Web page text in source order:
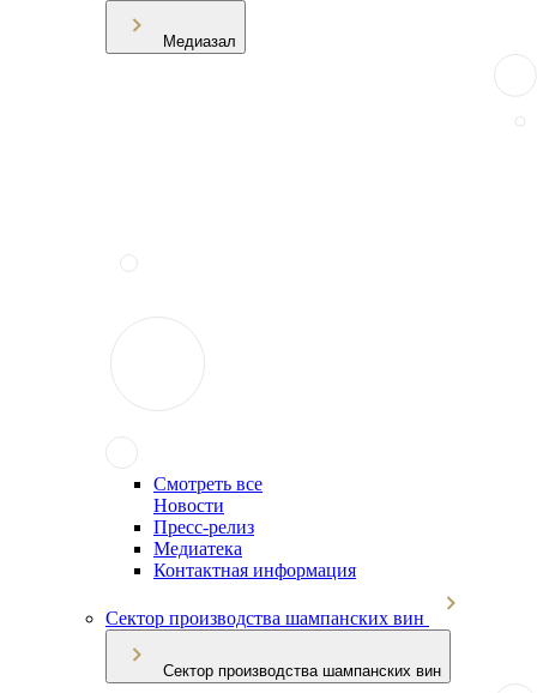
Медиазал
Смотреть все
Новости
Пресс-релиз
Медиатека
Контактная информация
Сектор производства шампанских вин
Сектор производства шампанских вин